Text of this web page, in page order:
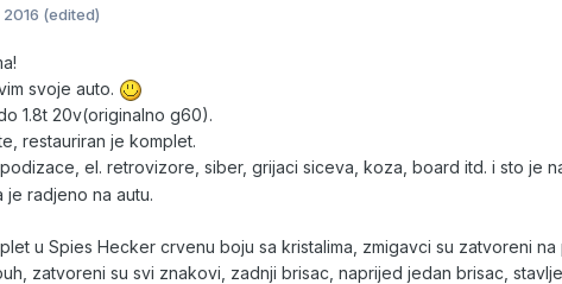
(edited)
svoje auto.
1.8t 20v(originalno g60).
restauriran je komplet.
el. retrovizore, siber, grijaci siceva, koza, board itd. i sto je
je radjeno na autu.
u Spies Hecker crvenu boju sa kristalima, zmigavci su zatvoreni
zatvoreni su svi znakovi, zadnji brisac, naprijed jedan brisac,